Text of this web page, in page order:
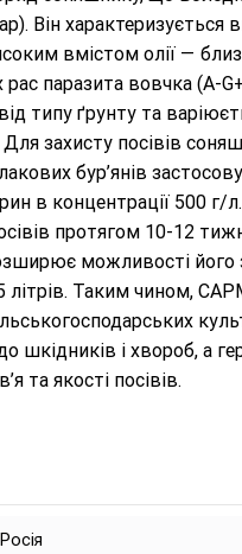
Він характеризується
вмістом олії —
рас паразита вовчка (A-
типу ґрунту та
захисту посівів
бур’янів
в концентрації 500 г/
протягом 10-12
можливості його
5 літрів. Таким чином,
шкідників і хвороб, а
та якості посівів.
Росія